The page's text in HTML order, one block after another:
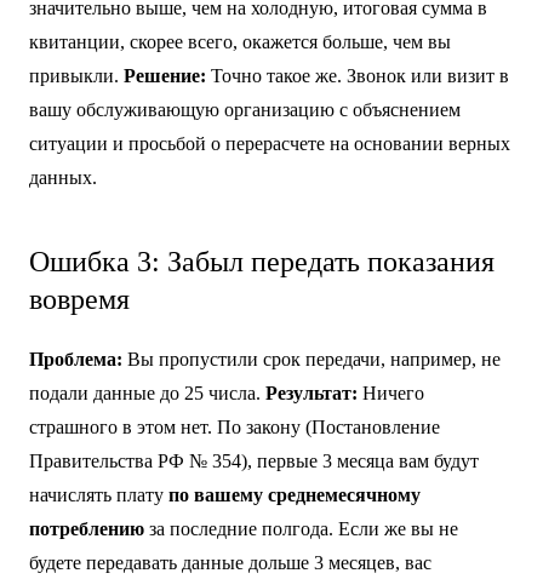
значительно выше, чем на холодную, итоговая сумма в
квитанции, скорее всего, окажется больше, чем вы
привыкли. Решение: Точно такое же. Звонок или визит в
вашу обслуживающую организацию с объяснением
ситуации и просьбой о перерасчете на основании верных
данных.
Ошибка 3: Забыл передать показания
вовремя
Проблема: Вы пропустили срок передачи, например, не
подали данные до 25 числа. Результат: Ничего
страшного в этом нет. По закону (Постановление
Правительства РФ № 354), первые 3 месяца вам будут
начислять плату по вашему среднемесячному
потреблениюза последние полгода. Если же вы не
будете передавать данные дольше 3 месяцев, вас